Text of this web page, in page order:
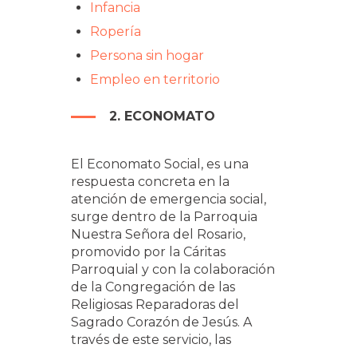
Infancia
Ropería
Persona sin hogar
Empleo en territorio
2. ECONOMATO
El Economato Social, es una
respuesta concreta en la
atención de emergencia social,
surge dentro de la Parroquia
Nuestra Señora del Rosario,
promovido por la Cáritas
Parroquial y con la colaboración
de la Congregación de las
Religiosas Reparadoras del
Sagrado Corazón de Jesús. A
través de este servicio, las